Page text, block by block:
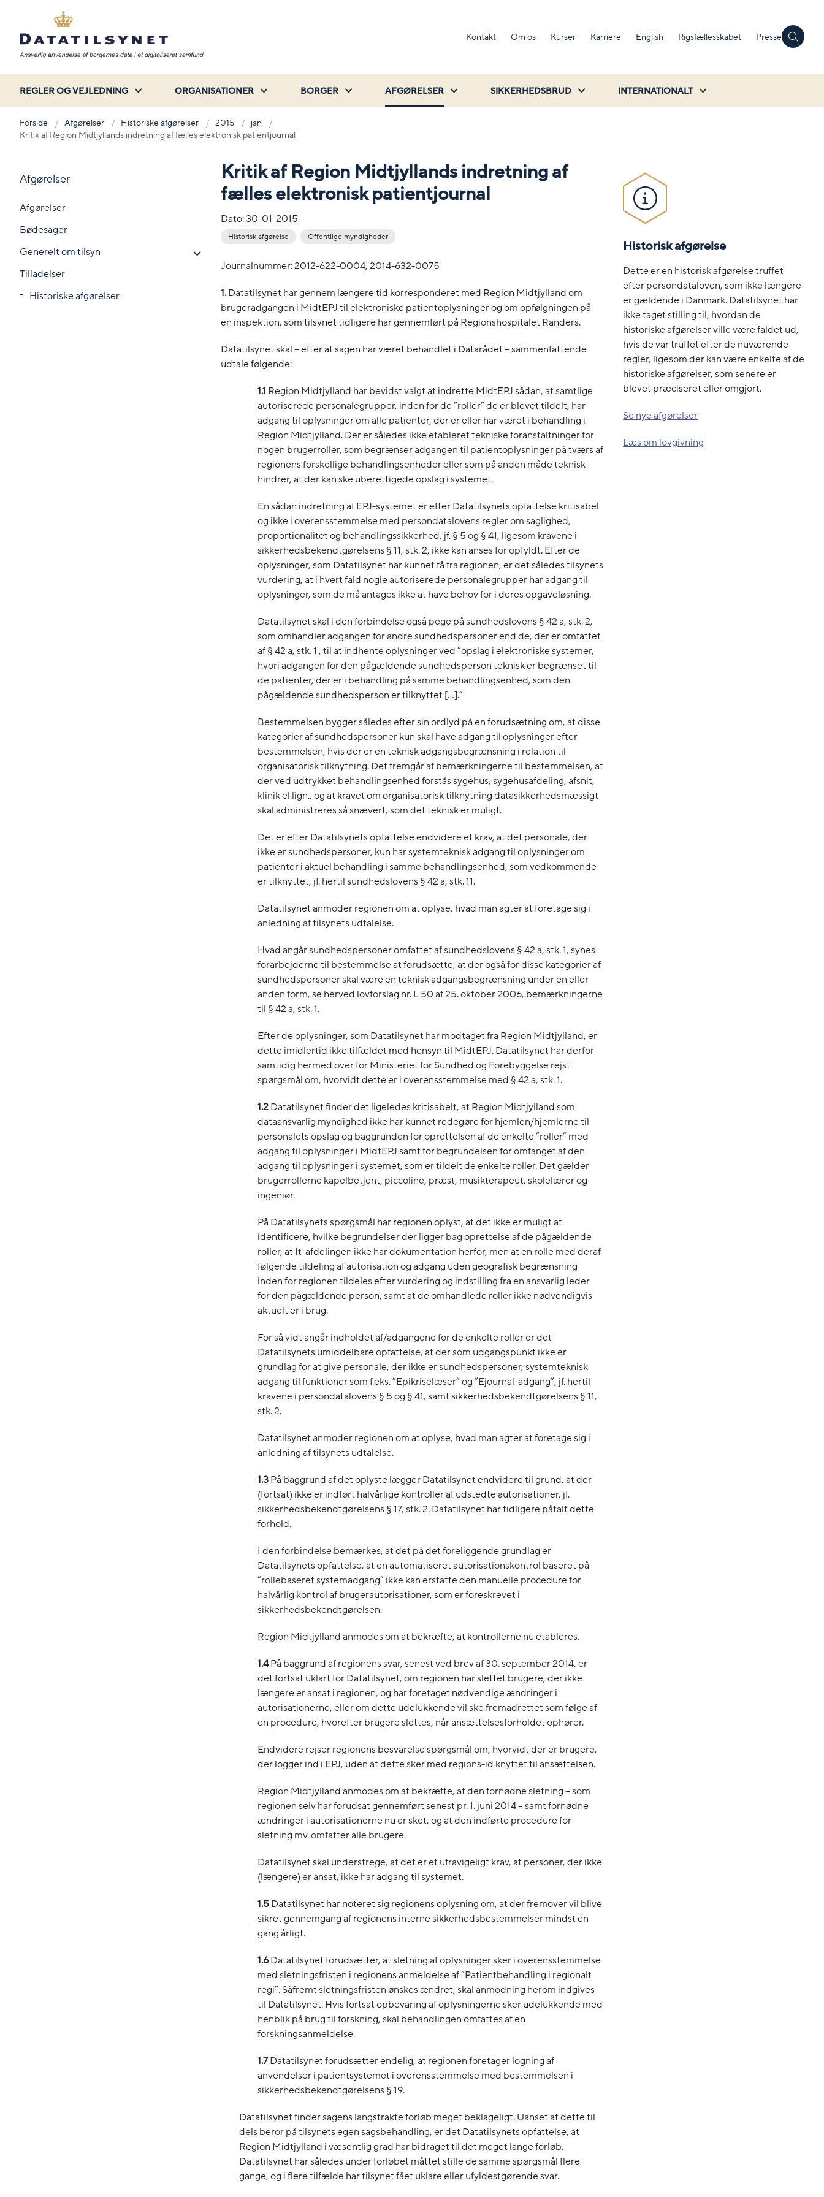
Kontakt Om os Kurser Karriere English Rigsfællesskabet Presse
REGLER OG VEJLEDNING ORGANISATIONER BORGER AFGØRELSER SIKKERHEDSBRUD INTERNATIONALT
Forside Afgørelser Historiske afgørelser 2015
jan
Kritik af Region Midtjyllands indretning af fælles elektronisk patientjournal
Afgørelser
Afgørelser
Bødesager
Generelt om tilsyn
Tilladelser
Historiske afgørelser
Kritik af Region Midtjyllands indretning af
fælles elektronisk patientjournal
Dato:30-01-2015
Historisk afgørelse Offentlige myndigheder
Journalnummer: 2012-622-0004, 2014-632-0075
1.Datatilsynet har gennem længere tid korresponderet med Region Midtjylland om
brugeradgangen i MidtEPJ til elektroniske patientoplysninger og om opfølgningen på
en inspektion, som tilsynet tidligere har gennemført på Regionshospitalet Randers.
Datatilsynet skal – efter at sagen har været behandlet i Datarådet – sammenfattende
udtale følgende:
1.1 Region Midtjylland har bevidst valgt at indrette MidtEPJ sådan, at samtlige
autoriserede personalegrupper, inden for de ”roller” de er blevet tildelt, har
adgang til oplysninger om alle patienter, der er eller har været i behandling i
Region Midtjylland. Der er således ikke etableret tekniske foranstaltninger for
nogen brugerroller, som begrænser adgangen til patientoplysninger på tværs af
regionens forskellige behandlingsenheder eller som på anden måde teknisk
hindrer, at der kan ske uberettigede opslag i systemet.
En sådan indretning af EPJ-systemet er efter Datatilsynets opfattelse kritisabel
og ikke i overensstemmelse med persondatalovens regler om saglighed,
proportionalitet og behandlingssikkerhed, jf. § 5 og § 41, ligesom kravene i
sikkerhedsbekendtgørelsens § 11, stk. 2, ikke kan anses for opfyldt. Efter de
oplysninger, som Datatilsynet har kunnet få fra regionen, er det således tilsynets
vurdering, at i hvert fald nogle autoriserede personalegrupper har adgang til
oplysninger, som de må antages ikke at have behov for i deres opgaveløsning.
Datatilsynet skal i den forbindelse også pege på sundhedslovens § 42 a, stk. 2,
som omhandler adgangen for andre sundhedspersoner end de, der er omfattet
af § 42 a, stk. 1 , til at indhente oplysninger ved ”opslag i elektroniske systemer,
hvori adgangen for den pågældende sundhedsperson teknisk er begrænset til
de patienter, der er i behandling på samme behandlingsenhed, som den
pågældende sundhedsperson er tilknyttet […].”
Bestemmelsen bygger således efter sin ordlyd på en forudsætning om, at disse
kategorier af sundhedspersoner kun skal have adgang til oplysninger efter
bestemmelsen, hvis der er en teknisk adgangsbegrænsning i relation til
organisatorisk tilknytning. Det fremgår af bemærkningerne til bestemmelsen, at
der ved udtrykket behandlingsenhed forstås sygehus, sygehusafdeling, afsnit,
klinik el.lign., og at kravet om organisatorisk tilknytning datasikkerhedsmæssigt
skal administreres så snævert, som det teknisk er muligt.
Det er efter Datatilsynets opfattelse endvidere et krav, at det personale, der
ikke er sundhedspersoner, kun har systemteknisk adgang til oplysninger om
patienter i aktuel behandling i samme behandlingsenhed, som vedkommende
er tilknyttet, jf. hertil sundhedslovens § 42 a, stk. 11.
Datatilsynet anmoder regionen om at oplyse, hvad man agter at foretage sig i
anledning af tilsynets udtalelse.
Hvad angår sundhedspersoner omfattet af sundhedslovens § 42 a, stk. 1, synes
forarbejderne til bestemmelse at forudsætte, at der også for disse kategorier af
sundhedspersoner skal være en teknisk adgangsbegrænsning under en eller
anden form, se herved lovforslag nr. L 50 af 25. oktober 2006, bemærkningerne
til § 42 a, stk. 1.
Efter de oplysninger, som Datatilsynet har modtaget fra Region Midtjylland, er
dette imidlertid ikke tilfældet med hensyn til MidtEPJ. Datatilsynet har derfor
samtidig hermed over for Ministeriet for Sundhed og Forebyggelse rejst
spørgsmål om, hvorvidt dette er i overensstemmelse med § 42 a, stk. 1.
1.2Datatilsynet finder det ligeledes kritisabelt, at Region Midtjylland som
dataansvarlig myndighed ikke har kunnet redegøre for hjemlen/hjemlerne til
personalets opslag og baggrunden for oprettelsen af de enkelte ”roller” med
adgang til oplysninger i MidtEPJ samt for begrundelsen for omfanget af den
adgang til oplysninger i systemet, som er tildelt de enkelte roller. Det gælder
brugerrollerne kapelbetjent, piccoline, præst, musikterapeut, skolelærer og
ingeniør.
På Datatilsynets spørgsmål har regionen oplyst, at det ikke er muligt at
identificere, hvilke begrundelser der ligger bag oprettelse af de pågældende
roller, at It-afdelingen ikke har dokumentation herfor, men at en rolle med deraf
følgende tildeling af autorisation og adgang uden geografisk begrænsning
inden for regionen tildeles efter vurdering og indstilling fra en ansvarlig leder
for den pågældende person, samt at de omhandlede roller ikke nødvendigvis
aktuelt er i brug.
For så vidt angår indholdet af/adgangene for de enkelte roller er det
Datatilsynets umiddelbare opfattelse, at der som udgangspunkt ikke er
grundlag for at give personale, der ikke er sundhedspersoner, systemteknisk
adgang til funktioner som f.eks. ”Epikriselæser” og ”Ejournal-adgang”, jf. hertil
kravene i persondatalovens § 5 og § 41, samt sikkerhedsbekendtgørelsens § 11,
stk. 2.
Datatilsynet anmoder regionen om at oplyse, hvad man agter at foretage sig i
anledning af tilsynets udtalelse.
1.3På baggrund af det oplyste lægger Datatilsynet endvidere til grund, at der
(fortsat) ikke er indført halvårlige kontroller af udstedte autorisationer, jf.
sikkerhedsbekendtgørelsens § 17, stk. 2. Datatilsynet har tidligere påtalt dette
forhold.
I den forbindelse bemærkes, at det på det foreliggende grundlag er
Datatilsynets opfattelse, at en automatiseret autorisationskontrol baseret på
”rollebaseret systemadgang” ikke kan erstatte den manuelle procedure for
halvårlig kontrol af brugerautorisationer, som er foreskrevet i
sikkerhedsbekendtgørelsen.
Region Midtjylland anmodes om at bekræfte, at kontrollerne nu etableres.
1.4På baggrund af regionens svar, senest ved brev af 30. september 2014, er
det fortsat uklart for Datatilsynet, om regionen har slettet brugere, der ikke
længere er ansat i regionen, og har foretaget nødvendige ændringer i
autorisationerne, eller om dette udelukkende vil ske fremadrettet som følge af
en procedure, hvorefter brugere slettes, når ansættelsesforholdet ophører.
Endvidere rejser regionens besvarelse spørgsmål om, hvorvidt der er brugere,
der logger ind i EPJ, uden at dette sker med regions-id knyttet til ansættelsen.
Region Midtjylland anmodes om at bekræfte, at den fornødne sletning – som
regionen selv har forudsat gennemført senest pr. 1. juni 2014 – samt fornødne
ændringer i autorisationerne nu er sket, og at den indførte procedure for
sletning mv. omfatter alle brugere.
Datatilsynet skal understrege, at det er et ufravigeligt krav, at personer, der ikke
(længere) er ansat, ikke har adgang til systemet.
1.5Datatilsynet har noteret sig regionens oplysning om, at der fremover vil blive
sikret gennemgang af regionens interne sikkerhedsbestemmelser mindst én
gang årligt.
1.6Datatilsynet forudsætter, at sletning af oplysninger sker i overensstemmelse
med sletningsfristen i regionens anmeldelse af ”Patientbehandling i regionalt
regi”. Såfremt sletningsfristen ønskes ændret, skal anmodning herom indgives
til Datatilsynet. Hvis fortsat opbevaring af oplysningerne sker udelukkende med
henblik på brug til forskning, skal behandlingen omfattes af en
forskningsanmeldelse.
1.7Datatilsynet forudsætter endelig, at regionen foretager logning af
anvendelser i patientsystemet i overensstemmelse med bestemmelsen i
sikkerhedsbekendtgørelsens § 19.
Datatilsynet finder sagens langstrakte forløb meget beklageligt. Uanset at dette til
dels beror på tilsynets egen sagsbehandling, er det Datatilsynets opfattelse, at
Region Midtjylland i væsentlig grad har bidraget til det meget lange forløb.
Datatilsynet har således under forløbet måttet stille de samme spørgsmål flere
gange, og i flere tilfælde har tilsynet fået uklare eller ufyldestgørende svar.
Historisk afgørelse
Dette er en historisk afgørelse truffet
efter persondataloven, som ikke længere
er gældende i Danmark. Datatilsynet har
ikke taget stilling til, hvordan de
historiske afgørelser ville være faldet ud,
hvis de var truffet efter de nuværende
regler, ligesom der kan være enkelte af de
historiske afgørelser, som senere er
blevet præciseret eller omgjort.
Se nye afgørelser
Læs om lovgivning